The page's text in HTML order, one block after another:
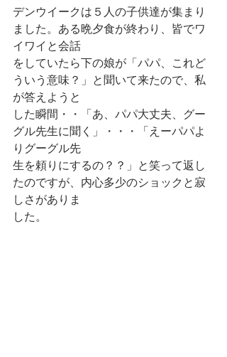
デンウイークは５人の子供達が集まり
ました。ある晩夕食が終わり、皆でワ
イワイと会話
をしていたら下の娘が「パパ、これど
ういう意味？」と聞いて来たので、私
が答えようと
した瞬間・・「あ、パパ大丈夫、グー
グル先生に聞く」・・・「えーパパよ
りグーグル先
生を頼りにするの？？」と笑って返し
たのですが、内心多少のショックと寂
しさがありま
した。